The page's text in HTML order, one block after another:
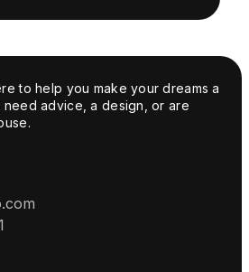
to help you make your dreams a
advice, a design, or are